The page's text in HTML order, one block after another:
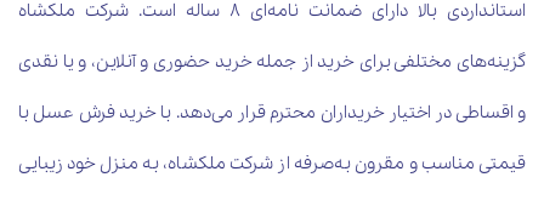
استانداردی بالا دارای ضمانت نامه‌ای ۸ ساله است. شرکت ملکشاه
گزینه‌های مختلفی برای خرید از جمله خرید حضوری و آنلاین، و یا نقدی
و اقساطی در اختیار خریداران محترم قرار می‌دهد. با خرید فرش عسل با
قیمتی مناسب و مقرون به‌صرفه از شرکت ملکشاه، به منزل خود زیبایی